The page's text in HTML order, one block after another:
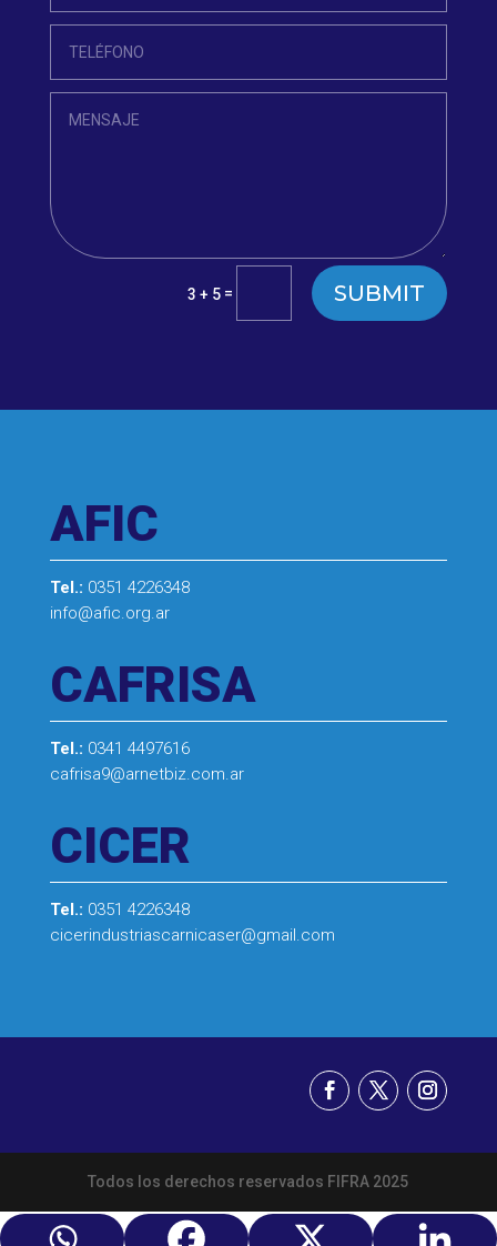
3 + 5 = SUBMIT
AFIC
Tel.: 0351 4226348
info@afic.org.ar
CAFRISA
Tel.: 0341 4497616
cafrisa9@arnetbiz.com.ar
CICER
Tel.: 0351 4226348
cicerindustriascarnicaser@gmail.com
Todos los derechos reservados FIFRA 2025